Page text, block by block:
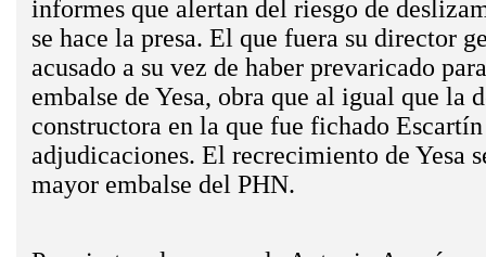
informes que alertan del riesgo de
se hace la presa. El que fuera su director
acusado a su vez de haber prevaricado
embalse de Yesa, obra que ­al igual que la
constructora en la que fue fichado
adjudicaciones. El recrecimiento de Yesa
mayor embalse del PHN.